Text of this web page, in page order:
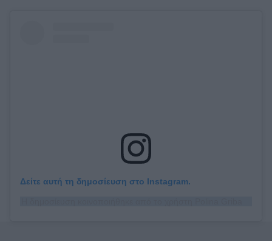
Δείτε αυτή τη δημοσίευση στο Instagram.